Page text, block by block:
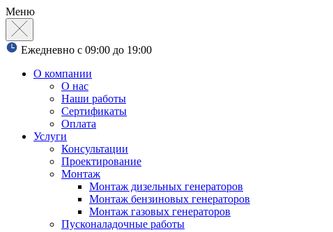
Меню
Ежедневно с 09:00 до 19:00
О компании
О нас
Наши работы
Сертификаты
Оплата
Услуги
Консультации
Проектирование
Монтаж
Монтаж дизельных генераторов
Монтаж бензиновых генераторов
Монтаж газовых генераторов
Пусконаладочные работы